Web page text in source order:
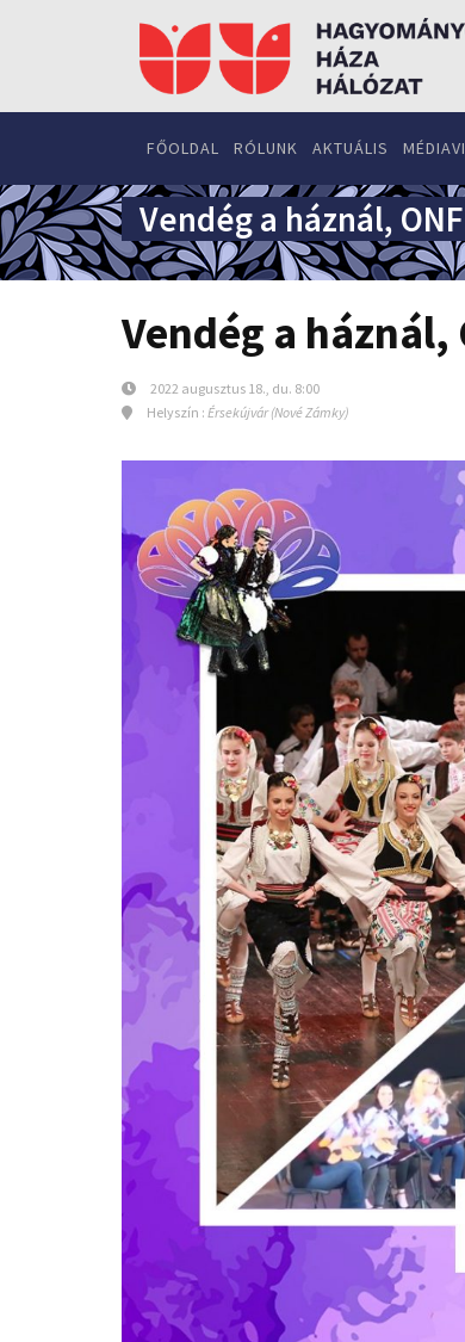
FŐOLDAL RÓLUNK AKTUÁLIS
Vendég a háznál,
Vendég a háznál,
2022 augusztus 18., du. 8:00
Helyszín : Érsekújvár (Nové Zámky)